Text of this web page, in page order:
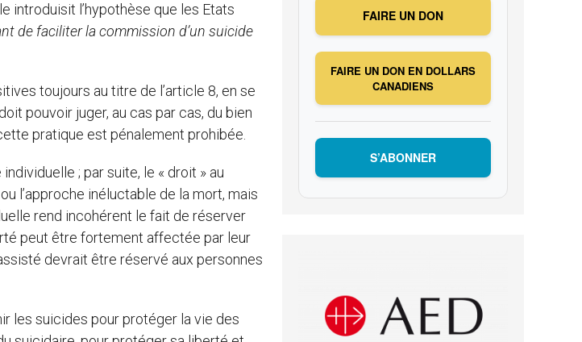
introduisit l’hypothèse que les Etats
de faciliter la commission d’un suicide
toujours au titre de l’article 8, en se
pouvoir juger, au cas par cas, du bien
pratique est pénalement prohibée.
; par suite, le « droit » au
l’approche inéluctable de la mort, mais
rend incohérent le fait de réserver
peut être fortement affectée par leur
devrait être réservé aux personnes
les suicides pour protéger la vie des
FAIRE UN DON
FAIRE UN DON EN DOLLARS
CANADIENS
S’ABONNER